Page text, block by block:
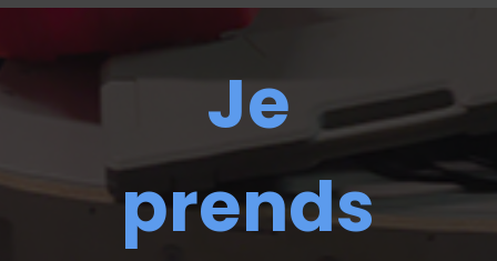
Je
prends